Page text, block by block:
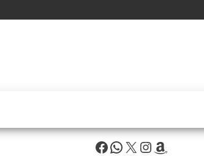
Facebook
WhatsApp
X Instagram
Amazon